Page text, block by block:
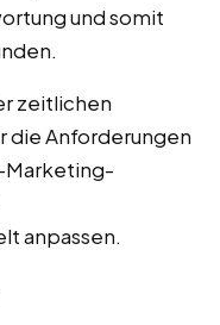
und somit
zeitlichen
die Anforderungen
Marketing-
anpassen.